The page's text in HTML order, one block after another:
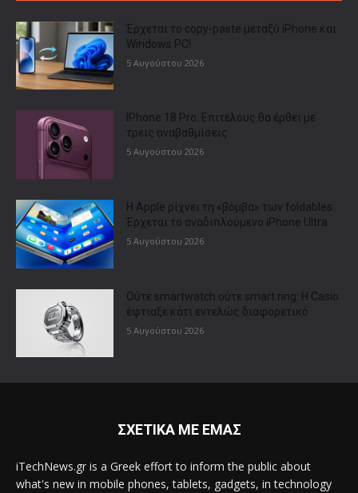
Έρχεται το copy-paste μεταξύ iPhone και
Windows PC!
5 Αυγούστου 2026
IPhone 18 Pro: Επιτέλους θα έρθει με
τρεις αναβαθμίσεις
5 Αυγούστου 2026
Η Apple ρίχνει τη «βόμβα» των foldables:
Έρχεται το αναδιπλούμενο iPhone Ultra
5 Αυγούστου 2026
Ούτε smartwatch ούτε smart ring: Η Casio
έφτιαξε κάτι εντελώς διαφορετικό
5 Αυγούστου 2026
ΣΧΕΤΙΚΑ ΜΕ ΕΜΑΣ
iTechNews.gr is a Greek effort to inform the public about
what's new in mobile phones, tablets, gadgets, in technology